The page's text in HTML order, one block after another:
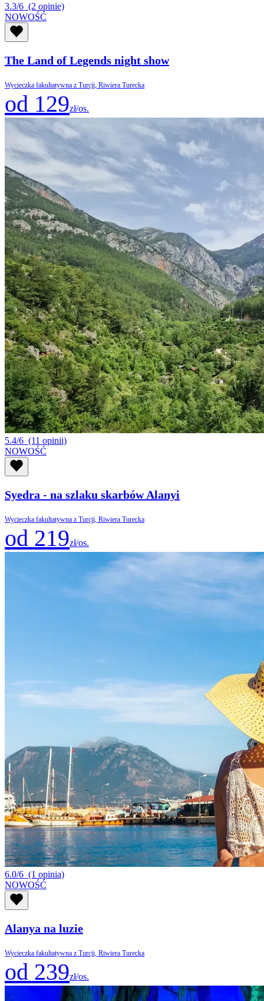
3.3/6 (2 opinie)
NOWOŚĆ
The Land of Legends night show
Wycieczka fakultatywna z Turcji, Riwiera Turecka
od 129zł/os.
5.4/6 (11 opinii)
NOWOŚĆ
Syedra - na szlaku skarbów Alanyi
Wycieczka fakultatywna z Turcji, Riwiera Turecka
od 219zł/os.
6.0/6 (1 opinia)
NOWOŚĆ
Alanya na luzie
Wycieczka fakultatywna z Turcji, Riwiera Turecka
od 239zł/os.